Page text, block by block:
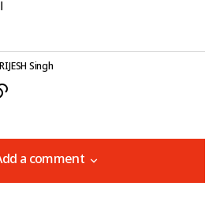
Singh
a comment
a comment